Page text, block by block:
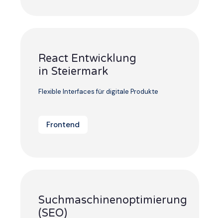
React Entwicklung
in Steiermark
Flexible Interfaces für digitale Produkte
Frontend
Suchmaschinenoptimierung
(SEO)